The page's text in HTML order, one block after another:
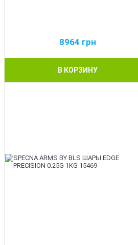
8964 грн
В КОРЗИНУ